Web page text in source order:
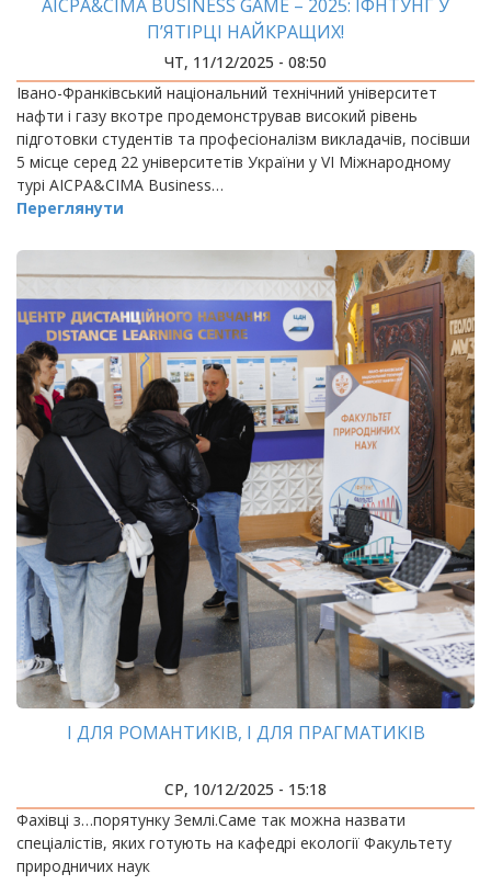
AICPA&CIMA BUSINESS GAME – 2025: ІФНТУНГ У
П’ЯТІРЦІ НАЙКРАЩИХ!
ЧТ, 11/12/2025 - 08:50
Івано-Франківський національний технічний університет
нафти і газу вкотре продемонстрував високий рівень
підготовки студентів та професіоналізм викладачів, посівши
5 місце серед 22 університетів України у VI Міжнародному
турі AICPA&CIMA Business…
Переглянути
І ДЛЯ РОМАНТИКІВ, І ДЛЯ ПРАГМАТИКІВ
СР, 10/12/2025 - 15:18
Фахівці з…порятунку Землі.Саме так можна назвати
спеціалістів, яких готують на кафедрі екології Факультету
природничих наук